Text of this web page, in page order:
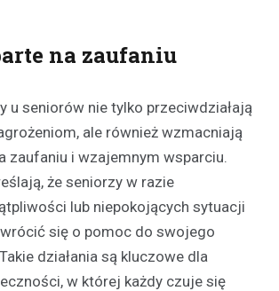
na zaufaniu
u seniorów nie tylko przeciwdziałają
ale również wzmacniają
zaufaniu i wzajemnym wsparciu.
że seniorzy w razie
lub niepokojących sytuacji
się o pomoc do swojego
działania są kluczowe dla
w której każdy czuje się